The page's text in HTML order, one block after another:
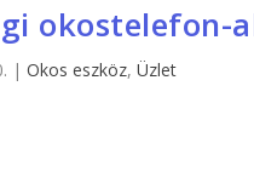
okostelefon-
| Okos eszköz, Üzlet